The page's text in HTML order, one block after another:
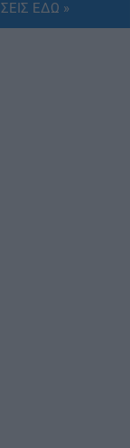
2026:
ΕΔΩ »